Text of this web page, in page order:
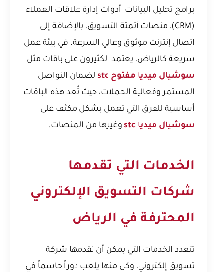
برامج تحليل البيانات، أدوات إدارة علاقات العملاء
(CRM)، منصات أتمتة التسويق، بالإضافة إلى
اتصال إنترنت موثوق وعالي السرعة. في بيئة عمل
سريعة كالرياض، يعتمد الكثيرون على باقات مثل
سوشيال ميديا مفتوح stc
لضمان التواصل
المستمر وفعالية الحملات، حيث تُعد هذه الباقات
أساسية للفرق التي تعمل بشكل مكثف على
سوشيال ميديا stc
وغيرها من المنصات.
الخدمات التي تقدمها
شركات التسويق الإلكتروني
المحترفة في الرياض
تتعدد الخدمات التي يمكن أن تقدمها شركة
تسويق إلكتروني، وكل منها يلعب دوراً حاسماً في